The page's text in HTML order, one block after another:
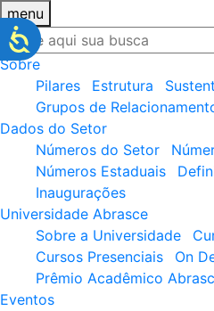
menu
Sobre
Pilares
Estrutura
Grupos de
Dados do Setor
Números do Setor
Números Estaduais
Inaugurações
Universidade Abrasce
Sobre a Universidade
Cursos Presenciais
On
Prêmio Acadêmico
Eventos